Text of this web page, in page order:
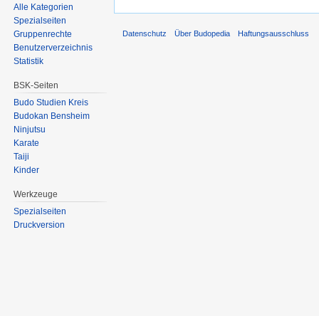
Alle Kategorien
Spezialseiten
Gruppenrechte
Benutzerverzeichnis
Statistik
BSK-Seiten
Budo Studien Kreis
Budokan Bensheim
Ninjutsu
Karate
Taiji
Kinder
Werkzeuge
Spezialseiten
Druckversion
Datenschutz Über Budopedia Haftungsausschluss